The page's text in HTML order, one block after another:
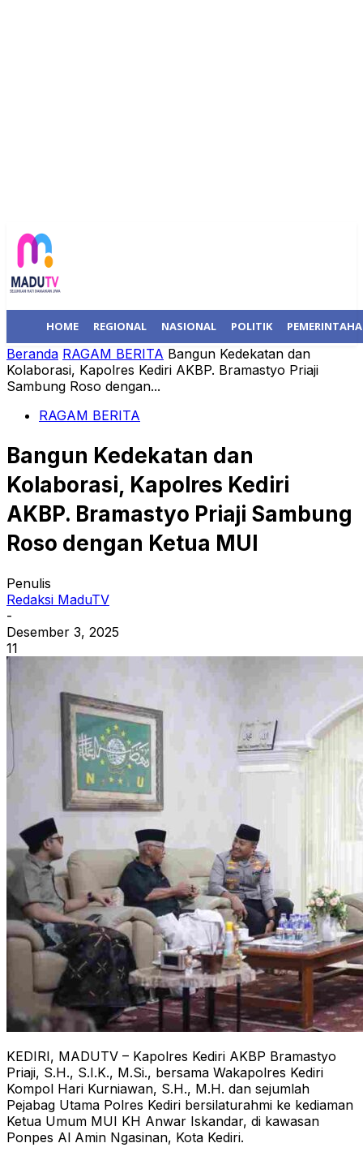
HOME REGIONAL NASIONAL POLITIK
Beranda RAGAM BERITA Bangun Kedekatan dan
Kolaborasi, Kapolres Kediri AKBP. Bramastyo Priaji
Sambung Roso dengan...
RAGAM BERITA
Bangun Kedekatan dan
Kolaborasi, Kapolres Kediri
AKBP. Bramastyo Priaji Sambung
Roso dengan Ketua MUI
Penulis
Redaksi MaduTV
-
Desember 3, 2025
11
KEDIRI, MADUTV – Kapolres Kediri AKBP Bramastyo
Priaji, S.H., S.I.K., M.Si., bersama Wakapolres Kediri
Kompol Hari Kurniawan, S.H., M.H. dan sejumlah
Pejabag Utama Polres Kediri bersilaturahmi ke kediaman
Ketua Umum MUI KH Anwar Iskandar, di kawasan
Ponpes Al Amin Ngasinan, Kota Kediri.